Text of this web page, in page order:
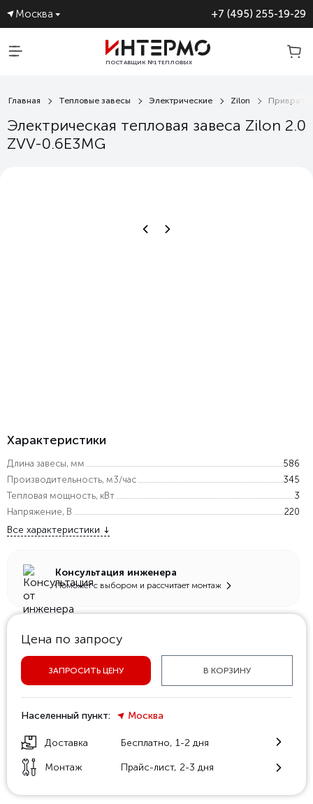
Москва +7 (495) 255-19-29
ПОСТАВЩИК №1 ТЕПЛОВЫХ
ЗАВЕС
Главная Тепловые завесы Электрические Zilon
Электрическая тепловая завеса Zilon 2.0
ZVV-0.6E3MG
Характеристики
Длина завесы, мм
586
Производительность, м3/час
345
Тепловая мощность, кВт
3
Напряжение, В
220
Все характеристики
Консультация инженера
Поможет с выбором и рассчитает монтаж
Цена по запросу
ЗАПРОСИТЬ ЦЕНУ В КОРЗИНУ
Населенный пункт: Москва
Доставка Бесплатно, 1-2 дня
Монтаж Прайс-лист, 2-3 дня